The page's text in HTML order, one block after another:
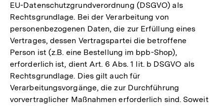
EU-Datenschutzgrundverordnung (DSGVO) als
Rechtsgrundlage. Bei der Verarbeitung von
personenbezogenen Daten, die zur Erfüllung eines
Vertrages, dessen Vertragspartei die betroffene
Person ist (z.B. eine Bestellung im bpb-Shop),
erforderlich ist, dient Art. 6 Abs. 1 lit. b DSGVO als
Rechtsgrundlage. Dies gilt auch für
Verarbeitungsvorgänge, die zur Durchführung
vorvertraglicher Maßnahmen erforderlich sind. Soweit